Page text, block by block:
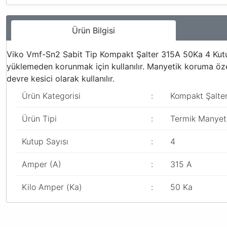
Ürün Bilgisi
Viko Vmf-Sn2 Sabit Tip Kompakt Şalter 315A 50Ka 4
yüklemeden korunmak için kullanılır. Manyetik koruma
devre kesici olarak kullanılır.
Ürün Kategorisi
: Kompakt
Ürün Tipi : Termik
Kutup Sayısı : 4
Amper (A) : 315 A
Kilo Amper (Ka) : 50 Ka